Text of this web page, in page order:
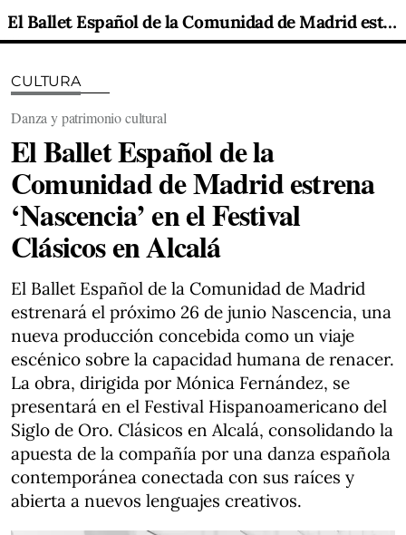
El Ballet Español de la Comunidad de Madrid estrena ‘Nascencia’ en el Festival Clásicos en Alcalá
CULTURA
Danza y patrimonio cultural
El Ballet Español de la
Comunidad de Madrid estrena
‘Nascencia’ en el Festival
Clásicos en Alcalá
El Ballet Español de la Comunidad de Madrid
estrenará el próximo 26 de junio Nascencia, una
nueva producción concebida como un viaje
escénico sobre la capacidad humana de renacer.
La obra, dirigida por Mónica Fernández, se
presentará en el Festival Hispanoamericano del
Siglo de Oro. Clásicos en Alcalá, consolidando la
apuesta de la compañía por una danza española
contemporánea conectada con sus raíces y
abierta a nuevos lenguajes creativos.